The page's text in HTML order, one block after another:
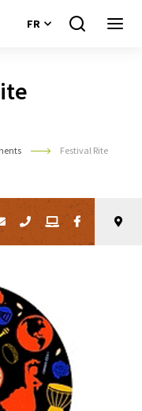
FR
Je
Festival Rite